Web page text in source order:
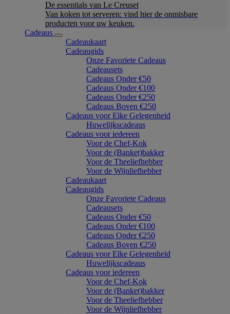
De essentials van Le Creuset
Van koken tot serveren: vind hier de onmisbare
producten voor uw keuken.
Cadeaus
Cadeaukaart
Cadeaugids
Onze Favoriete Cadeaus
Cadeausets
Cadeaus Onder €50
Cadeaus Onder €100
Cadeaus Onder €250
Cadeaus Boven €250
Cadeaus voor Elke Gelegenheid
Huwelijkscadeaus
Cadeaus voor iedereen
Voor de Chef-Kok
Voor de (Banket)bakker
Voor de Theeliefhebber
Voor de Wijnliefhebber
Cadeaukaart
Cadeaugids
Onze Favoriete Cadeaus
Cadeausets
Cadeaus Onder €50
Cadeaus Onder €100
Cadeaus Onder €250
Cadeaus Boven €250
Cadeaus voor Elke Gelegenheid
Huwelijkscadeaus
Cadeaus voor iedereen
Voor de Chef-Kok
Voor de (Banket)bakker
Voor de Theeliefhebber
Voor de Wijnliefhebber